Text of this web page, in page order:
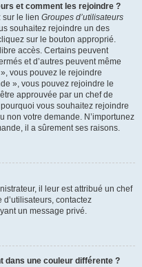
et comment les rejoindre ?
sur le lien Groupes d’utilisateurs
souhaitez rejoindre un des
sur le bouton approprié.
accès. Certains peuvent
et d’autres peuvent même
vous pouvez le rejoindre
», vous pouvez rejoindre le
approuvée par un chef de
vous souhaitez rejoindre
non votre demande. N’importunez
il a sûrement ses raisons.
il leur est attribué un chef
contactez
un message privé.
dans une couleur différente ?